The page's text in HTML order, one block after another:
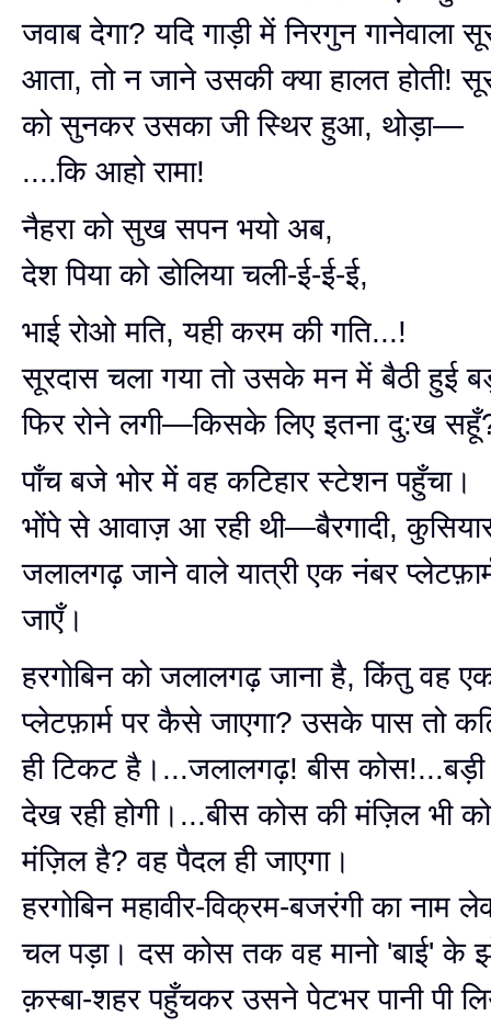
जवाब देगा? यदि गाड़ी में निरगुन गानेवाला
आता, तो न जाने उसकी क्या हालत होती!
को सुनकर उसका जी स्थिर हुआ, थोड़ा—
....कि आहो रामा!
नैहरा को सुख सपन भयो अब,
देश पिया को डोलिया चली-ई-ई-ई,
भाई रोओ मति, यही करम की गति...!
सूरदास चला गया तो उसके मन में बैठी हुई
फिर रोने लगी—किसके लिए इतना दु:ख
पाँच बजे भोर में वह कटिहार स्टेशन पहुँचा।
भोंपे से आवाज़ आ रही थी—बैरगादी,
जलालगढ़ जाने वाले यात्री एक नंबर
जाएँ।
हरगोबिन को जलालगढ़ जाना है, किंतु वह
प्लेटफ़ार्म पर कैसे जाएगा? उसके पास तो
ही टिकट है।...जलालगढ़! बीस कोस!...बड़ी
देख रही होगी।...बीस कोस की मंज़िल भी
मंज़िल है? वह पैदल ही जाएगा।
हरगोबिन महावीर-विक्रम-बजरंगी का नाम
चल पड़ा। दस कोस तक वह मानो 'बाई' के
क़स्बा-शहर पहुँचकर उसने पेटभर पानी पी